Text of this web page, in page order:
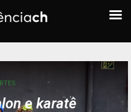
e karatê